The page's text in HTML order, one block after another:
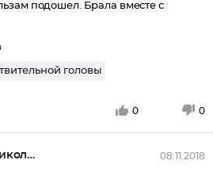
подошел. Брала вместе с
головы
0 0
Ушкова Юлия Николаевна 08.11.2018